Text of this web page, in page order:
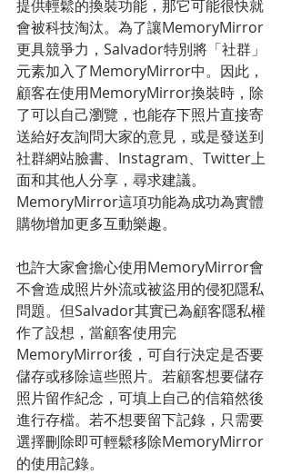
提供輕鬆的換裝功能，那它可能很快就
會被科技淘汰。為了讓MemoryMirror
更具競爭力，Salvador特別將「社群」
元素加入了MemoryMirror中。因此，
顧客在使用MemoryMirror換裝時，除
了可以自己瀏覽，也能存下照片直接寄
送給好友詢問大家的意見，或是發送到
社群網站臉書、Instagram、Twitter上
面和其他人分享，尋求建議。
MemoryMirror這項功能為成功為實體
購物增加更多互動樂趣。
也許大家會擔心使用MemoryMirror會
不會造成照片外流或被盜用的侵犯隱私
問題。但Salvador其實已為顧客隱私權
作了設想，當顧客使用完
MemoryMirror後，可自行決定是否要
儲存或移除這些照片。若顧客想要儲存
照片留作紀念，可填上自己的信箱然後
進行存檔。若不想要留下記錄，只需要
選擇刪除即可輕鬆移除MemoryMirror
的使用記錄。